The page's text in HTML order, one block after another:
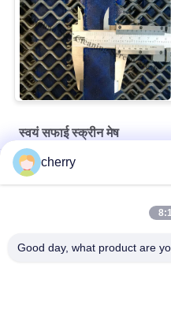
स्वयं सफाई स्क्रीन मेष
शेकल बजरी खनन सिलिका रेत धोने के
cherry
Good day, what product are